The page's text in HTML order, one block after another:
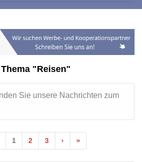
"Reisen"
Sie unsere Nachrichten zum
1 2 3 › »